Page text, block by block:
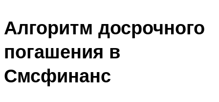
Алгоритм досрочного
погашения в
Смсфинанс